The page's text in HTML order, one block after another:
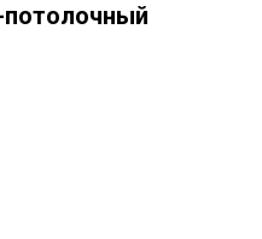
потолочный